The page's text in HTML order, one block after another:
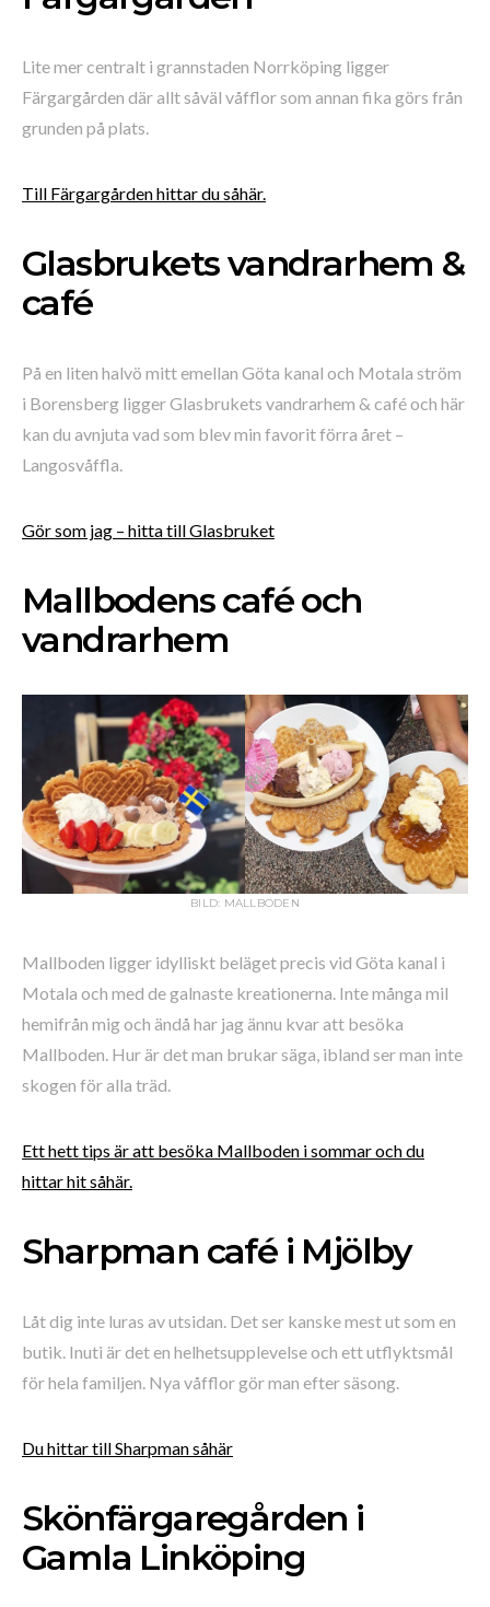
Lite mer centralt i grannstaden Norrköping ligger
Färgargården där allt såväl våfflor som annan fika görs från
grunden på plats.
Till Färgargården hittar du såhär.
Glasbrukets vandrarhem &
café
På en liten halvö mitt emellan Göta kanal och Motala ström
i Borensberg ligger Glasbrukets vandrarhem & café och här
kan du avnjuta vad som blev min favorit förra året –
Langosvåffla.
Gör som jag – hitta till Glasbruket
Mallbodens café och
vandrarhem
BILD: MALLBODEN
Mallboden ligger idylliskt beläget precis vid Göta kanal i
Motala och med de galnaste kreationerna. Inte många mil
hemifrån mig och ändå har jag ännu kvar att besöka
Mallboden. Hur är det man brukar säga, ibland ser man inte
skogen för alla träd.
Ett hett tips är att besöka Mallboden i sommar och du
hittar hit såhär.
Sharpman café i Mjölby
Låt dig inte luras av utsidan. Det ser kanske mest ut som en
butik. Inuti är det en helhetsupplevelse och ett utflyktsmål
för hela familjen. Nya våfflor gör man efter säsong.
Du hittar till Sharpman såhär
Skönfärgaregården i
Gamla Linköping